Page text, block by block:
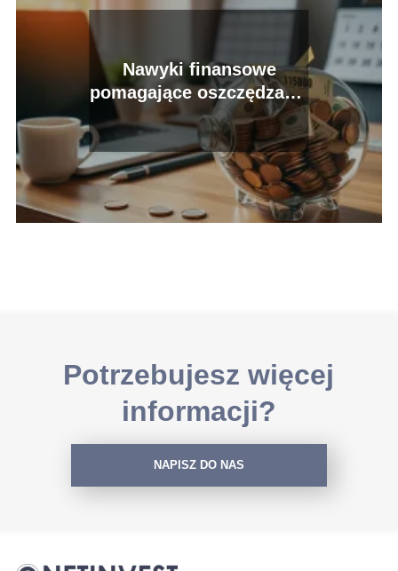
Nawyki finansowe
pomagające oszczędzać –
jak je wprowadzić w
życie?
Potrzebujesz więcej
informacji?
NAPISZ DO NAS